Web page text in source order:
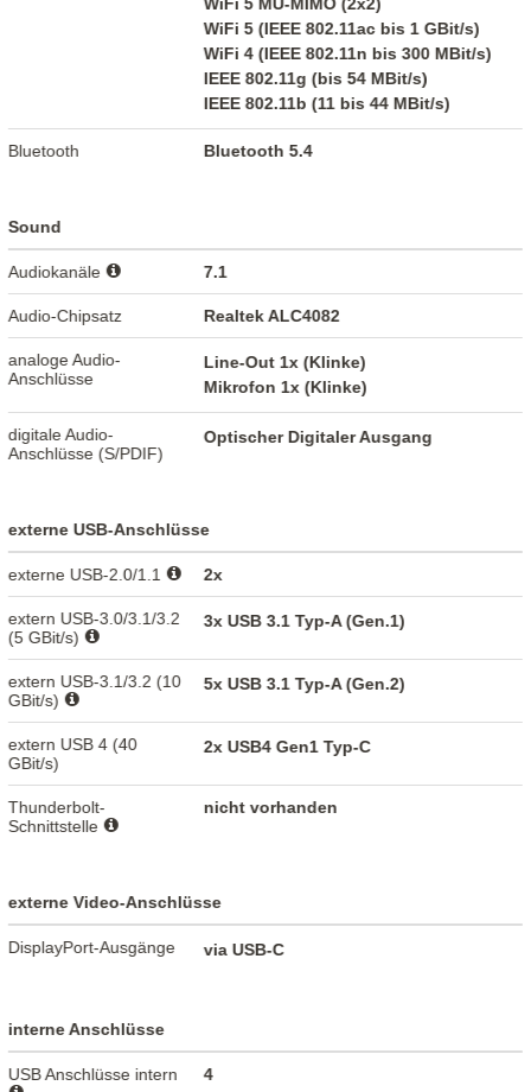
WiFi 5 MU-MIMO (2x2)
WiFi 5 (IEEE 802.11ac bis 1 GBit/s)
WiFi 4 (IEEE 802.11n bis 300 MBit/s)
IEEE 802.11g (bis 54 MBit/s)
IEEE 802.11b (11 bis 44 MBit/s)
Bluetooth Bluetooth 5.4
Sound
Audiokanäle 7.1
Audio-Chipsatz Realtek ALC4082
analoge Audio-
Anschlüsse
Line-Out 1x (Klinke)
Mikrofon 1x (Klinke)
digitale Audio-
Anschlüsse (S/PDIF)
Optischer Digitaler Ausgang
externe USB-Anschlüsse
externe USB-2.0/1.1 2x
extern USB-3.0/3.1/3.2
(5 GBit/s)
3x USB 3.1 Typ-A (Gen.1)
extern USB-3.1/3.2 (10
GBit/s)
5x USB 3.1 Typ-A (Gen.2)
extern USB 4 (40
GBit/s)
2x USB4 Gen1 Typ-C
Thunderbolt-
Schnittstelle
nicht vorhanden
externe Video-Anschlüsse
DisplayPort-Ausgänge via USB-C
interne Anschlüsse
USB Anschlüsse intern 4